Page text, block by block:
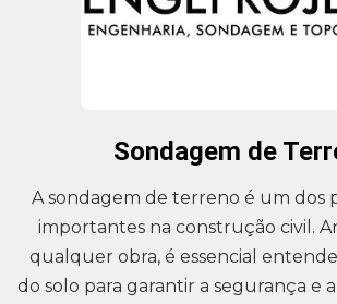
Sondagem de
A sondagem de terreno é um dos
importantes na construção civil.
qualquer obra, é essencial
do solo para garantir a segurança e